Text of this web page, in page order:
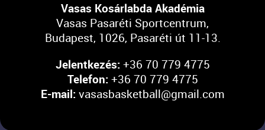
Vasas Kosárlabda Akadémia
Vasas Pasaréti Sportcentrum,
Budapest, 1026, Pasaréti út 11-13.
Jelentkezés: +36 70 779 4775
Telefon: +36 70 779 4775
E-mail: vasasbasketball@gmail.com